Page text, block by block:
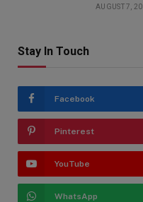
AUGUST 7,
Stay In Touch
Facebook
Pinterest
YouTube
WhatsApp